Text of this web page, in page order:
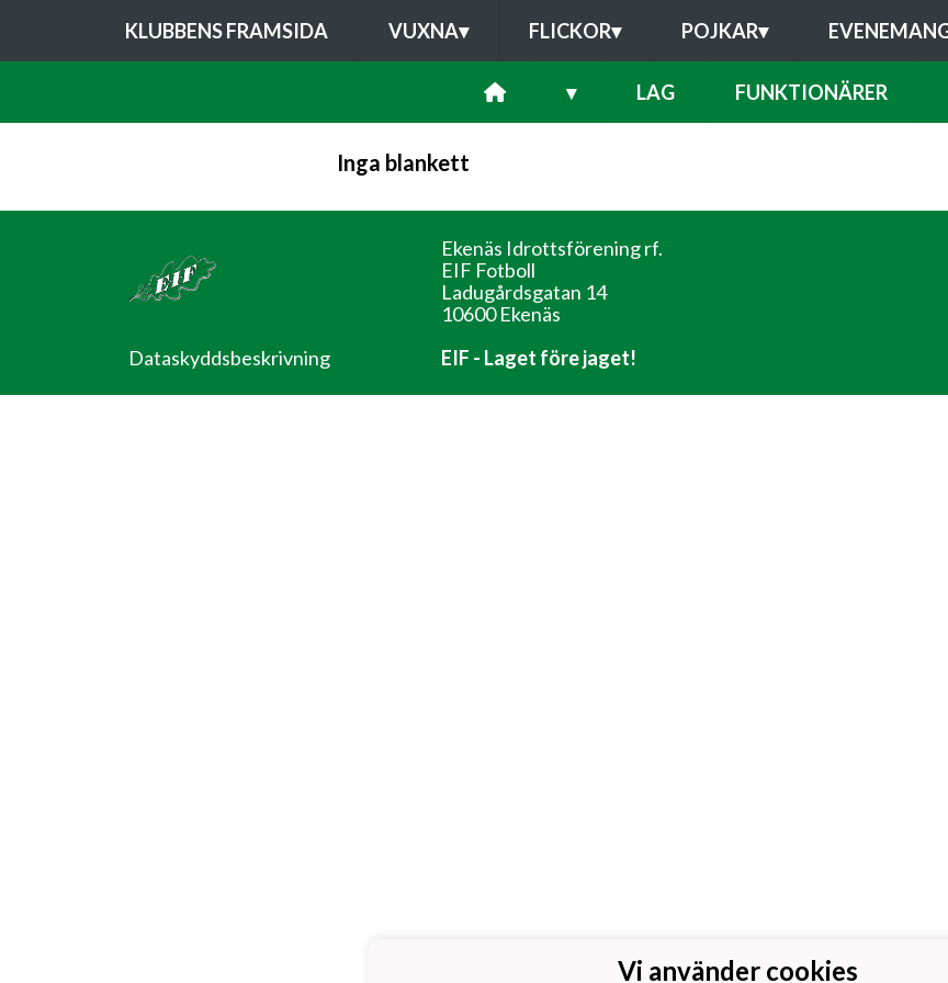
KLUBBENS FRAMSIDA VUXNA▾ FLICKOR▾ POJKAR▾
▾ LAG FUNKTIONÄRER
Inga blankett
Dataskyddsbeskrivning
Ekenäs Idrottsförening rf.
EIF Fotboll
Ladugårdsgatan 14
10600 Ekenäs
EIF - Laget före jaget!
Vi använder cookies